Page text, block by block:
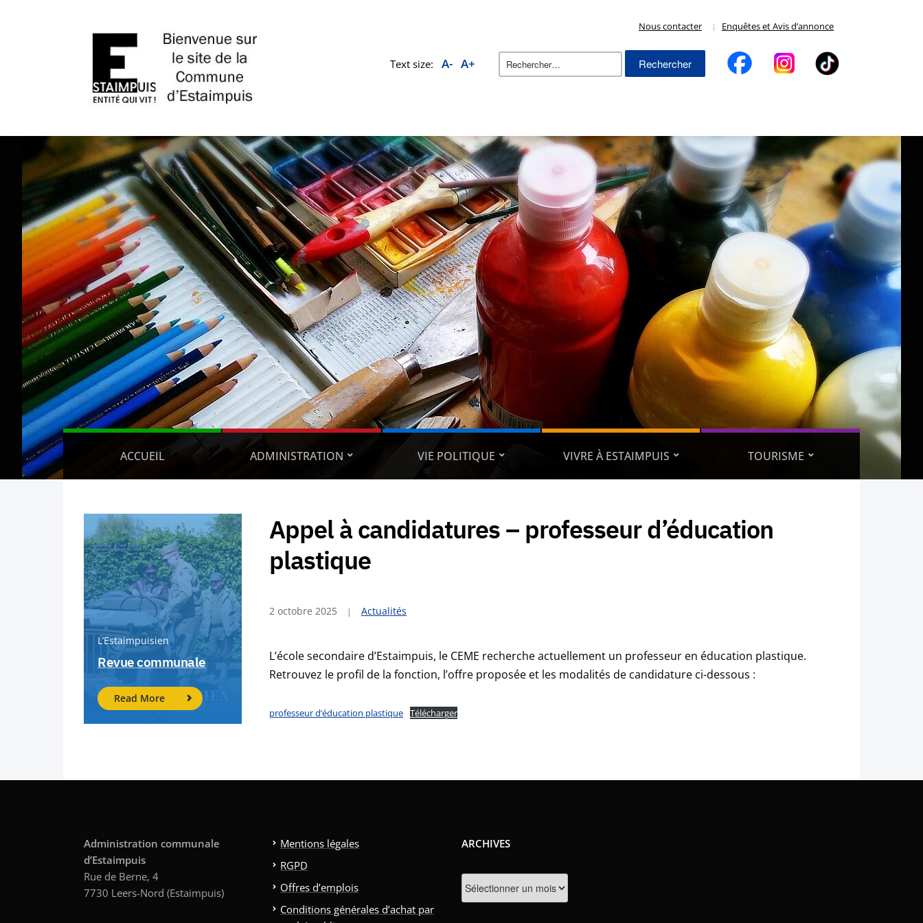
Nous contacter Enquêtes et Avis d’annonce
Text size: A- A+
Rechercher :
ACCUEIL ADMINISTRATION VIE POLITIQUE VIVRE À ESTAIMPUIS TOURISME
L’Estaimpuisien
Revue communale
Read More
Appel à candidatures – professeur d’éducation
plastique
2 octobre 2025 Actualités
L’école secondaire d’Estaimpuis, le CEME recherche actuellement un professeur en éducation plastique.
Retrouvez le profil de la fonction, l’offre proposée et les modalités de candidature ci-dessous :
professeur d’éducation plastique Télécharger
Administration communale
d’Estaimpuis
Rue de Berne, 4
7730 Leers-Nord (Estaimpuis)
Mentions légales
RGPD
Offres d’emplois
Conditions générales d’achat par
ARCHIVES
Archives